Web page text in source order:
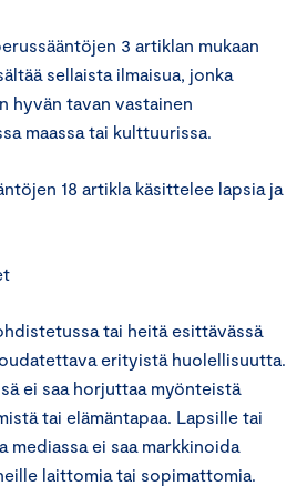
3 artiklan mukaan
sellaista ilmaisua, jonka
hyvän tavan vastainen
maassa tai kulttuurissa.
18 artikla käsittelee lapsia ja
tai heitä esittävässä
erityistä huolellisuutta.
ei saa horjuttaa myönteistä
tai elämäntapaa. Lapsille tai
mediassa ei saa markkinoida
laittomia tai sopimattomia.